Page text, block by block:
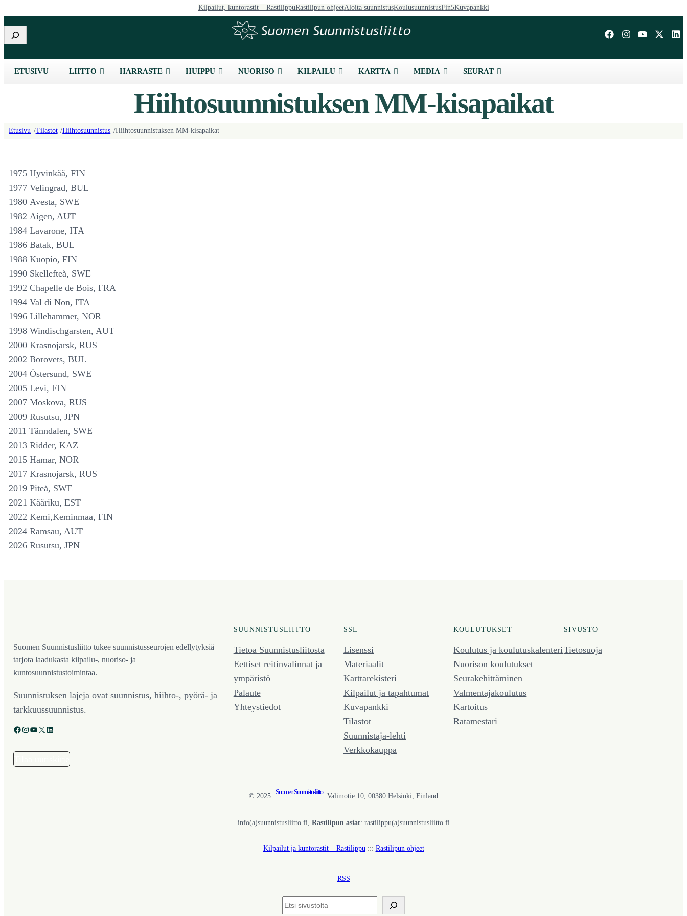
Kilpailut, kuntorastit – RastilippuRastilipun ohjeetAloita suunnistusKoulusuunnistusFin5Kuvapankki
Etsi
ETUSIVU LIITTO HARRASTE HUIPPU NUORISO KILPAILU KARTTA MEDIA SEURAT
Hiihtosuunnistuksen MM-kisapaikat
Etusivu /Tilastot /Hiihtosuunnistus /Hiihtosuunnistuksen MM-kisapaikat
1975 Hyvinkää, FIN
1977 Velingrad, BUL
1980 Avesta, SWE
1982 Aigen, AUT
1984 Lavarone, ITA
1986 Batak, BUL
1988 Kuopio, FIN
1990 Skellefteå, SWE
1992 Chapelle de Bois, FRA
1994 Val di Non, ITA
1996 Lillehammer, NOR
1998 Windischgarsten, AUT
2000 Krasnojarsk, RUS
2002 Borovets, BUL
2004 Östersund, SWE
2005 Levi, FIN
2007 Moskova, RUS
2009 Rusutsu, JPN
2011 Tänndalen, SWE
2013 Ridder, KAZ
2015 Hamar, NOR
2017 Krasnojarsk, RUS
2019 Piteå, SWE
2021 Kääriku, EST
2022 Kemi,Keminmaa, FIN
2024 Ramsau, AUT
2026 Rusutsu, JPN
Suomen Suunnistusliitto tukee suunnistusseurojen edellytyksiä
tarjota laadukasta kilpailu-, nuoriso- ja
kuntosuunnistustoimintaa.
Suunnistuksen lajeja ovat suunnistus, hiihto-, pyörä- ja
tarkkuussuunnistus.
Facebook Instagram YouTube X LinkedIn
SUUNNISTUSLIITTO
Tietoa Suunnistusliitosta
Eettiset reitinvalinnat ja
ympäristö
Palaute
Yhteystiedot
SSL
Lisenssi
Materiaalit
Karttarekisteri
Kilpailut ja tapahtumat
Kuvapankki
Tilastot
Suunnistaja-lehti
Verkkokauppa
KOULUTUKSET
Koulutus ja koulutus­kalenteri
Nuorison koulutukset
Seura­kehittäminen
Valmentaja­koulutus
Kartoitus
Ratamestari
SIVUSTO
Tietosuoja
© 2025 ·
Suomen Suunnistusliitto
· Valimotie 10, 00380 Helsinki, Finland
info(a)suunnistusliitto.fi, Rastilipun asiat: rastilippu(a)suunnistusliitto.fi
Kilpailut ja kuntorastit – Rastilippu ::: Rastilipun ohjeet
RSS
Etsi